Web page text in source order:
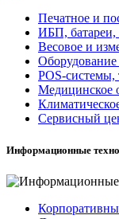
Печатное и
ИБП, батареи,
Весовое и
POS-системы,
Медицинское
Сервисный
Информационные